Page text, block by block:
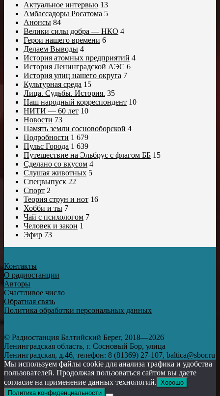
Актуальное интервью 13
Амбассадоры Росатома 5
Анонсы 84
Велики силы добра — НКО 4
Герои нашего времени 6
Делаем Выводы 4
История атомных предприятий 4
История Ленинградской АЭС 6
История улиц нашего округа 7
Культурная среда 15
Лица. Судьбы. История. 35
Наш народный корреспондент 10
НИТИ — 60 лет 10
Новости 73
Память земли сосновоборской 4
Подробности 1 679
Пульс Города 1 639
Путешествие на Эльбрус с флагом ББ 15
Сделано со вкусом 4
Слушая животных 5
Спецвыпуск 22
Спорт 2
Теория струн и нот 16
Хобби и ты 7
Чай с психологом 7
Человек и закон 1
Эфир 73
Контакты
О радиостанции
Авторы
Счастливое число
Обратная связь
Политика обработки персональных данных
© Радиостанция Балтийский Берег, 2018—2026
Ленинградская область, г. Сосновый Бор, улица
Ленинградская, д.46, телефон: 8 (81369) 27-107, baltica@sbor.ru
Мы используем файлы cookie для анализа трафика и удобства
пользователей. Продолжая пользоваться сайтом вы даете
согласие на применение данных технологий. Хорошо
Политика конфиденциальности